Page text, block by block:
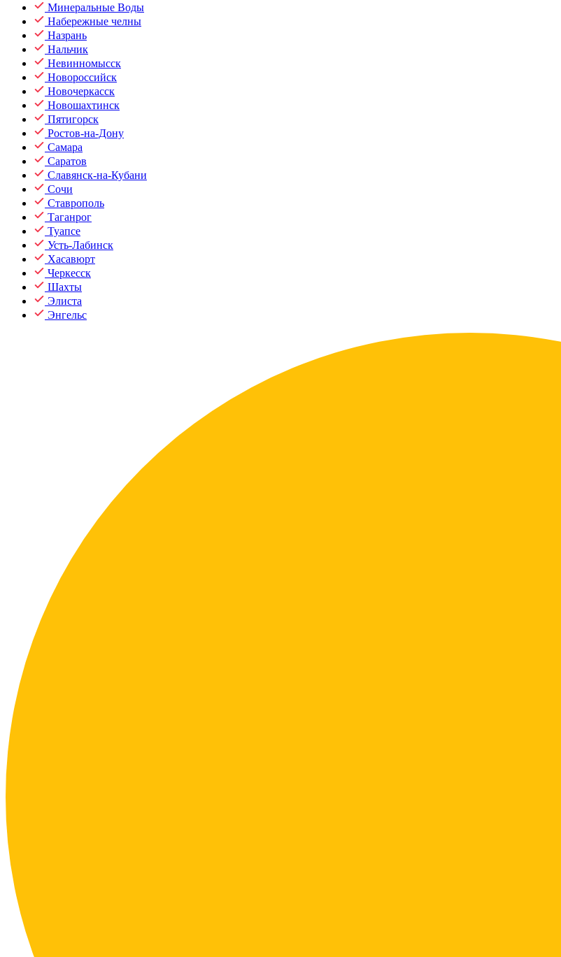
Минеральные Воды
Набережные челны
Назрань
Нальчик
Невинномысск
Новороссийск
Новочеркасск
Новошахтинск
Пятигорск
Ростов-на-Дону
Самара
Саратов
Славянск-на-Кубани
Сочи
Ставрополь
Таганрог
Туапсе
Усть-Лабинск
Хасавюрт
Черкесск
Шахты
Элиста
Энгельс